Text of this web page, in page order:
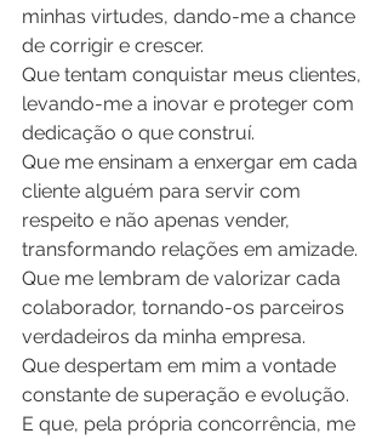
minhas virtudes, dando-me a chance
de corrigir e crescer.
Que tentam conquistar meus clientes,
levando-me a inovar e proteger com
dedicação o que construí.
Que me ensinam a enxergar em cada
cliente alguém para servir com
respeito e não apenas vender,
transformando relações em amizade.
Que me lembram de valorizar cada
colaborador, tornando-os parceiros
verdadeiros da minha empresa.
Que despertam em mim a vontade
constante de superação e evolução.
E que, pela própria concorrência, me